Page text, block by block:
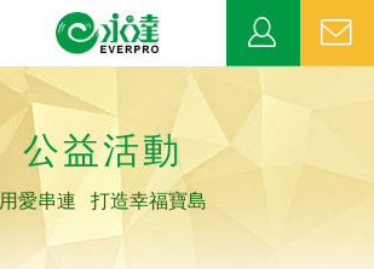
公益活動
用愛串連 打造幸福寶島